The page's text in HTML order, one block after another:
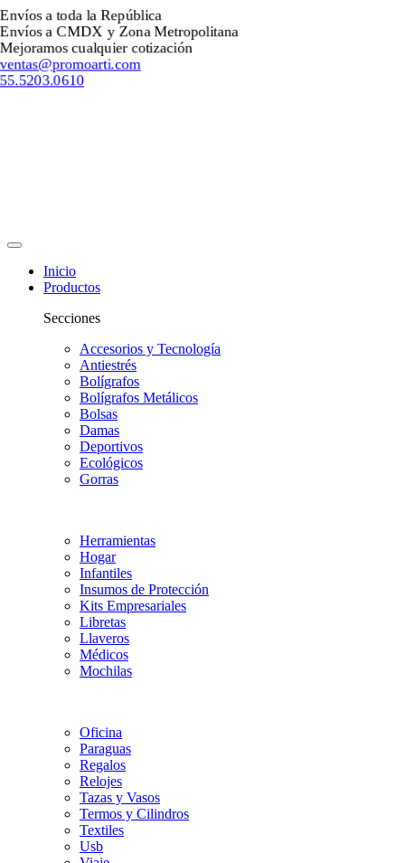
a toda la República
a CMDX y Zona Metropolitana
cualquier cotización
Inicio
Productos
Secciones
Accesorios y Tecnología
Antiestrés
Bolígrafos
Bolígrafos Metálicos
Bolsas
Damas
Deportivos
Ecológicos
Gorras
Herramientas
Hogar
Infantiles
Insumos de Protección
Kits Empresariales
Libretas
Llaveros
Médicos
Mochilas
Oficina
Paraguas
Regalos
Relojes
Tazas y Vasos
Termos y Cilindros
Textiles
Usb